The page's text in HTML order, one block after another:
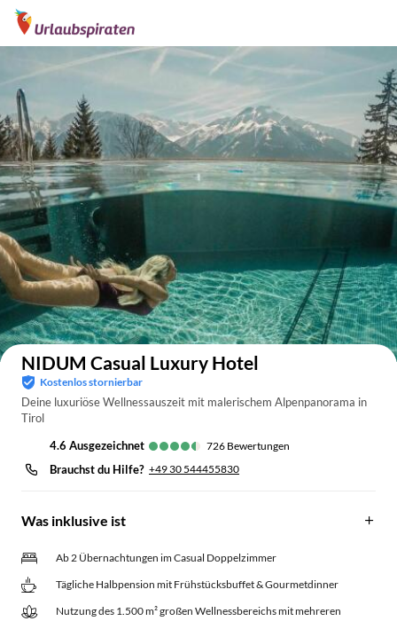
Auf der Karte anzeigen
NIDUM Casual Luxury Hotel
Kostenlos stornierbar
Deine luxuriöse Wellnessauszeit mit malerischem Alpenpanorama in
Tirol
4.6
ausgezeichnet 726 Bewertungen
Brauchst du Hilfe? +49 30 544455830
Was inklusive ist
Ab 2 Übernachtungen im Casual Doppelzimmer
Tägliche Halbpension mit Frühstücksbuffet & Gourmetdinner
Nutzung des 1.500 m² großen Wellnessbereichs mit mehreren